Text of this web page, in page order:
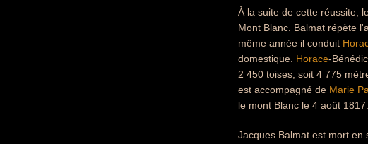
À la suite de cette réussite,
Mont Blanc. Balmat répète
même année il conduit
domestique. Horace-
2 450 toises, soit 4 775
est accompagné de Marie
le mont Blanc le 4 août 1817.
Jacques Balmat est mort